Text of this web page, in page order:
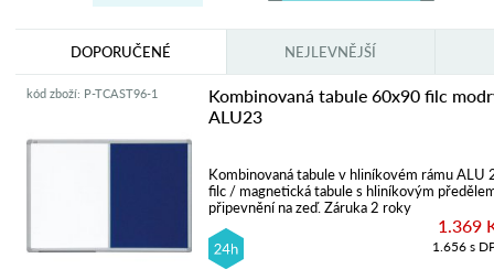
DOPORUČENÉ NEJLEVNĚJŠÍ
kód zboží: P-TCAST96-1
Kombinovaná tabule 60x90 filc
ALU23
Kombinovaná tabule v hliníkovém rámu ALU
filc / magnetická tabule s hliníkovým
připevnění na zeď. Záruka 2 roky
1.369
1.656 s